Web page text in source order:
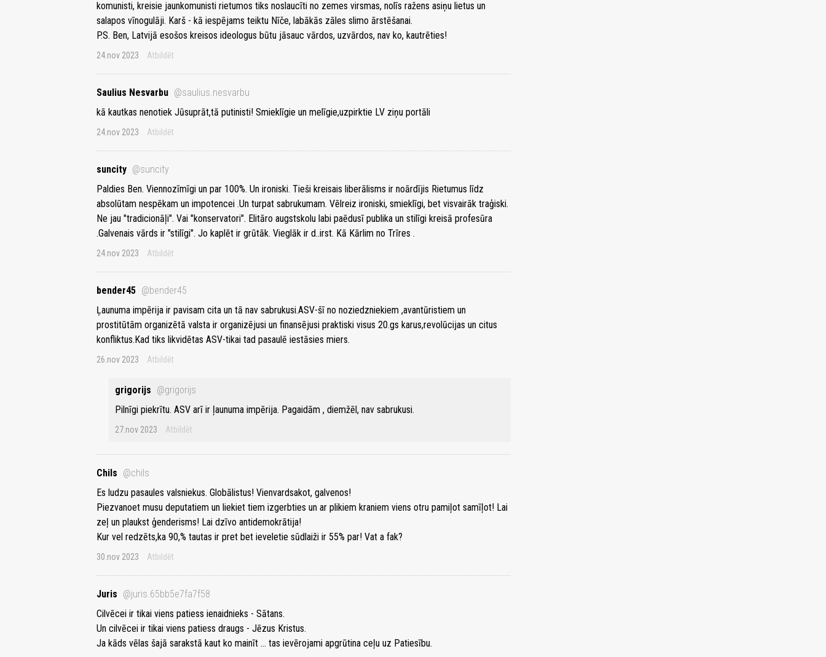
komunisti, kreisie jaunkomunisti rietumos tiks noslaucīti no zemes virsmas, nolīs ražens asiņu lietus un
salapos vīnogulāji. Karš - kā iespējams teiktu Nīče, labākās zāles slimo ārstēšanai.
P.S. Ben, Latvijā esošos kreisos ideologus būtu jāsauc vārdos, uzvārdos, nav ko, kautrēties!
24.nov 2023 Atbildēt
Saulius Nesvarbu @saulius.nesvarbu
kā kautkas nenotiek Jūsuprāt,tā putinisti! Smieklīgie un melīgie,uzpirktie LV ziņu portāli
24.nov 2023 Atbildēt
suncity @suncity
Paldies Ben. Viennozīmīgi un par 100%. Un ironiski. Tieši kreisais liberālisms ir noārdījis Rietumus līdz
absolūtam nespēkam un impotencei .Un turpat sabrukumam. Vēlreiz ironiski, smieklīgi, bet visvairāk traģiski.
Ne jau "tradicionāļi". Vai "konservatori". Elitāro augstskolu labi paēdusī publika un stilīgi kreisā profesūra
.Galvenais vārds ir "stilīgi". Jo kaplēt ir grūtāk. Vieglāk ir d..irst. Kā Kārlim no Trīres .
24.nov 2023 Atbildēt
bender45 @bender45
Ļaunuma impērija ir pavisam cita un tā nav sabrukusi.ASV-šī no noziedzniekiem ,avantūristiem un
prostitūtām organizētā valsta ir organizējusi un finansējusi praktiski visus 20.gs karus,revolūcijas un citus
konfliktus.Kad tiks likvidētas ASV-tikai tad pasaulē iestāsies miers.
26.nov 2023 Atbildēt
grigorijs @grigorijs
Pilnīgi piekrītu. ASV arī ir ļaunuma impērija. Pagaidām , diemžēl, nav sabrukusi.
27.nov 2023 Atbildēt
Chils @chils
Es ludzu pasaules valsniekus. Globālistus! Vienvardsakot, galvenos!
Piezvanoet musu deputatiem un liekiet tiem izgerbties un ar plikiem kraniem viens otru pamiļot samīļot! Lai
zeļ un plaukst ģenderisms! Lai dzīvo antidemokrātija!
Kur vel redzēts,ka 90,% tautas ir pret bet ieveletie sūdlaiži ir 55% par! Vat a fak?
30.nov 2023 Atbildēt
Juris @juris.65bb5e7fa7f58
Cilvēcei ir tikai viens patiess ienaidnieks - Sātans.
Un cilvēcei ir tikai viens patiess draugs - Jēzus Kristus.
Ja kāds vēlas šajā sarakstā kaut ko mainīt ... tas ievērojami apgrūtina ceļu uz Patiesību.